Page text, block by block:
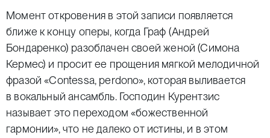
Момент откровения в этой записи появляется
ближе к концу оперы, когда Граф (Андрей
Бондаренко) разоблачен своей женой (Симона
Кермес) и просит ее прощения мягкой мелодичной
фразой «Contessa, perdono», которая выливается
в вокальный ансамбль. Господин Курентзис
называет это переходом «божественной
гармонии», что не далеко от истины, и в этом